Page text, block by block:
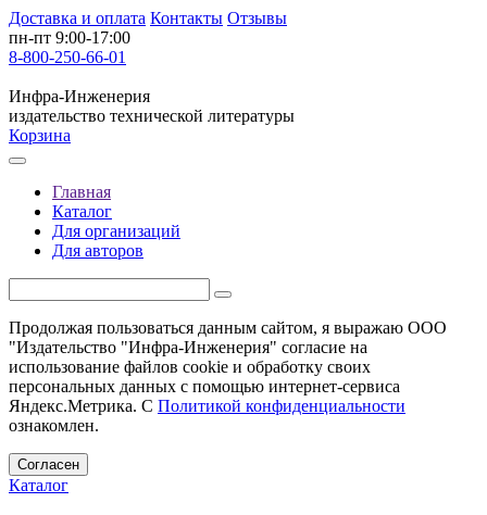
Доставка и оплата Контакты Отзывы
пн-пт 9:00-17:00
8-800-250-66-01
Инфра-Инженерия
издательство технической литературы
Корзина
Главная
Каталог
Для организаций
Для авторов
Продолжая пользоваться данным сайтом, я выражаю ООО
"Издательство "Инфра-Инженерия" согласие на
использование файлов cookie и обработку своих
персональных данных с помощью интернет-сервиса
Яндекс.Метрика. С Политикой конфиденциальности
ознакомлен.
Согласен
Каталог